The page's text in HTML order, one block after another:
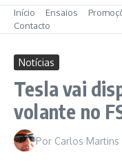
Início Ensaios
Contacto
Notícias
Tesla vai
volante no
Por Carlos Martins